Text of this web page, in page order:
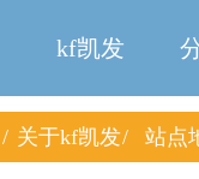
kf凯发
关于kf凯发
站点